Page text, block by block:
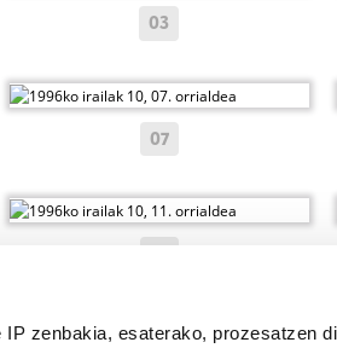
zenbakia, esaterako, prozesatzen
03
07